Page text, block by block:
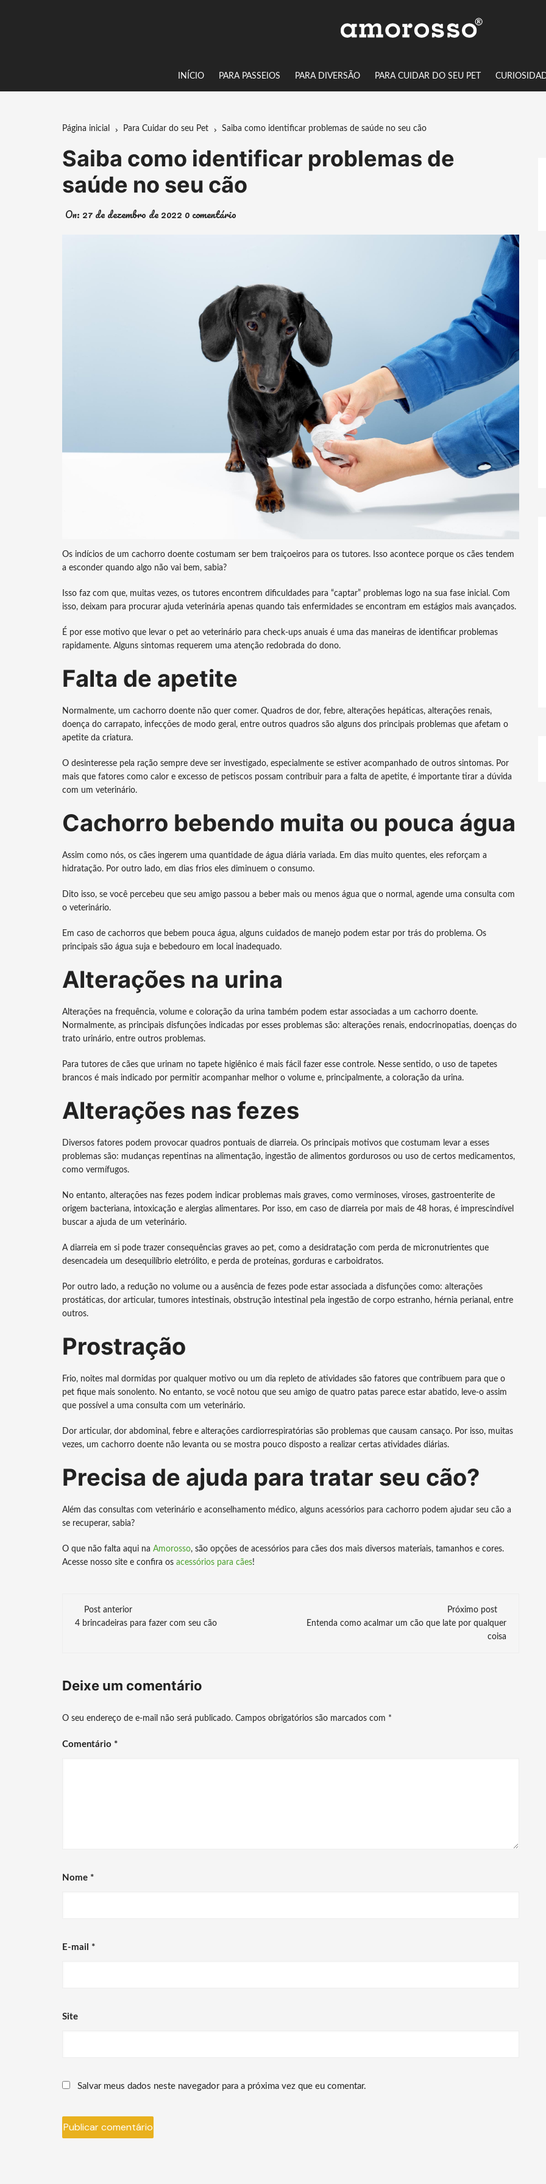
INÍCIO PARA PASSEIOS PARA DIVERSÃO PARA CUIDAR DO SEU PET
Página inicial Para Cuidar do seu Pet Saiba como identificar problemas de saúde no seu cão
Saiba como identificar problemas de
saúde no seu cão
On: 27 de dezembro de 2022 0 comentário
Os indícios de um cachorro doente costumam ser bem traiçoeiros para os tutores. Isso acontece porque os cães tendem
a esconder quando algo não vai bem, sabia?
Isso faz com que, muitas vezes, os tutores encontrem dificuldades para “captar” problemas logo na sua fase inicial. Com
isso, deixam para procurar ajuda veterinária apenas quando tais enfermidades se encontram em estágios mais avançados.
É por esse motivo que levar o pet ao veterinário para check-ups anuais é uma das maneiras de identificar problemas
rapidamente. Alguns sintomas requerem uma atenção redobrada do dono.
Falta de apetite
Normalmente, um cachorro doente não quer comer. Quadros de dor, febre, alterações hepáticas, alterações renais,
doença do carrapato, infecções de modo geral, entre outros quadros são alguns dos principais problemas que afetam o
apetite da criatura.
O desinteresse pela ração sempre deve ser investigado, especialmente se estiver acompanhado de outros sintomas. Por
mais que fatores como calor e excesso de petiscos possam contribuir para a falta de apetite, é importante tirar a dúvida
com um veterinário.
Cachorro bebendo muita ou pouca água
Assim como nós, os cães ingerem uma quantidade de água diária variada. Em dias muito quentes, eles reforçam a
hidratação. Por outro lado, em dias frios eles diminuem o consumo.
Dito isso, se você percebeu que seu amigo passou a beber mais ou menos água que o normal, agende uma consulta com
o veterinário.
Em caso de cachorros que bebem pouca água, alguns cuidados de manejo podem estar por trás do problema. Os
principais são água suja e bebedouro em local inadequado.
Alterações na urina
Alterações na frequência, volume e coloração da urina também podem estar associadas a um cachorro doente.
Normalmente, as principais disfunções indicadas por esses problemas são: alterações renais, endocrinopatias, doenças do
trato urinário, entre outros problemas.
Para tutores de cães que urinam no tapete higiênico é mais fácil fazer esse controle. Nesse sentido, o uso de tapetes
brancos é mais indicado por permitir acompanhar melhor o volume e, principalmente, a coloração da urina.
Alterações nas fezes
Diversos fatores podem provocar quadros pontuais de diarreia. Os principais motivos que costumam levar a esses
problemas são: mudanças repentinas na alimentação, ingestão de alimentos gordurosos ou uso de certos medicamentos,
como vermífugos.
No entanto, alterações nas fezes podem indicar problemas mais graves, como verminoses, viroses, gastroenterite de
origem bacteriana, intoxicação e alergias alimentares. Por isso, em caso de diarreia por mais de 48 horas, é imprescindível
buscar a ajuda de um veterinário.
A diarreia em si pode trazer consequências graves ao pet, como a desidratação com perda de micronutrientes que
desencadeia um desequilíbrio eletrólito, e perda de proteínas, gorduras e carboidratos.
Por outro lado, a redução no volume ou a ausência de fezes pode estar associada a disfunções como: alterações
prostáticas, dor articular, tumores intestinais, obstrução intestinal pela ingestão de corpo estranho, hérnia perianal, entre
outros.
Prostração
Frio, noites mal dormidas por qualquer motivo ou um dia repleto de atividades são fatores que contribuem para que o
pet fique mais sonolento. No entanto, se você notou que seu amigo de quatro patas parece estar abatido, leve-o assim
que possível a uma consulta com um veterinário.
Dor articular, dor abdominal, febre e alterações cardiorrespiratórias são problemas que causam cansaço. Por isso, muitas
vezes, um cachorro doente não levanta ou se mostra pouco disposto a realizar certas atividades diárias.
Precisa de ajuda para tratar seu cão?
Além das consultas com veterinário e aconselhamento médico, alguns acessórios para cachorro podem ajudar seu cão a
se recuperar, sabia?
O que não falta aqui na Amorosso, são opções de acessórios para cães dos mais diversos materiais, tamanhos e cores.
Acesse nosso site e confira os acessórios para cães!
Navegação
de
Post anterior
4 brincadeiras para fazer com seu cão
Próximo post
Entenda como acalmar um cão que late por qualquer
coisa
Deixe um comentário
O seu endereço de e-mail não será publicado. Campos obrigatórios são marcados com *
Comentário *
Nome *
E-mail *
Site
Salvar meus dados neste navegador para a próxima vez que eu comentar.